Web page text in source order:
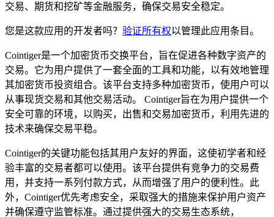
交易、期货和挖矿等金融服务，确保交易安全稳定。
您是这款应用的开发者吗？ 验证所有权以管理此应用条目。
Cointiger是一个加密货币交换平台，旨在促进各种数字资产的
交易。它为用户提供了一套全面的工具和功能，以有效地管理
其加密货币投资组合。该平台支持多种加密货币，使用户可以
从事现货交易和其他交易活动。 Cointiger旨在为用户提供一个
安全可靠的环境，以购买，出售和交易加密货币，利用先进的
技术来确保交易平稳。
Cointiger的关键功能包括其用户友好的界面，这使初学者和经
验丰富的交易者都可以使用。该平台提供有竞争力的交易费
用，并支持一系列付款方式，从而增强了用户的便利性。此
外，Cointiger优先考虑安全，采取强大的措施来保护用户资产
并确保遵守监管标准。通过提供强大的交易生态系统，